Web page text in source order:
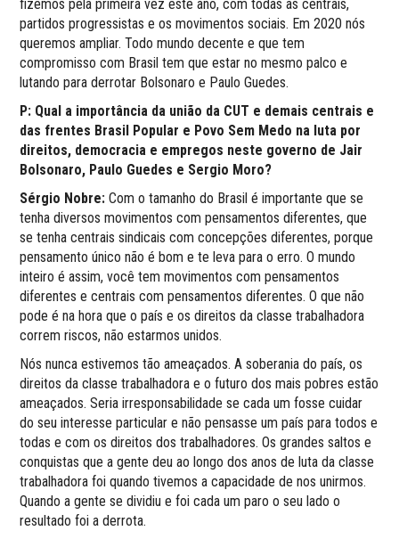
fizemos pela primeira vez este ano, com todas as centrais,
partidos progressistas e os movimentos sociais. Em 2020 nós
queremos ampliar. Todo mundo decente e que tem
compromisso com Brasil tem que estar no mesmo palco e
lutando para derrotar Bolsonaro e Paulo Guedes.
P: Qual a importância da união da CUT e demais centrais e
das frentes Brasil Popular e Povo Sem Medo na luta por
direitos, democracia e empregos neste governo de Jair
Bolsonaro, Paulo Guedes e Sergio Moro?
Sérgio Nobre: Com o tamanho do Brasil é importante que se
tenha diversos movimentos com pensamentos diferentes, que
se tenha centrais sindicais com concepções diferentes, porque
pensamento único não é bom e te leva para o erro. O mundo
inteiro é assim, você tem movimentos com pensamentos
diferentes e centrais com pensamentos diferentes. O que não
pode é na hora que o país e os direitos da classe trabalhadora
correm riscos, não estarmos unidos.
Nós nunca estivemos tão ameaçados. A soberania do país, os
direitos da classe trabalhadora e o futuro dos mais pobres estão
ameaçados. Seria irresponsabilidade se cada um fosse cuidar
do seu interesse particular e não pensasse um país para todos e
todas e com os direitos dos trabalhadores. Os grandes saltos e
conquistas que a gente deu ao longo dos anos de luta da classe
trabalhadora foi quando tivemos a capacidade de nos unirmos.
Quando a gente se dividiu e foi cada um paro o seu lado o
resultado foi a derrota.